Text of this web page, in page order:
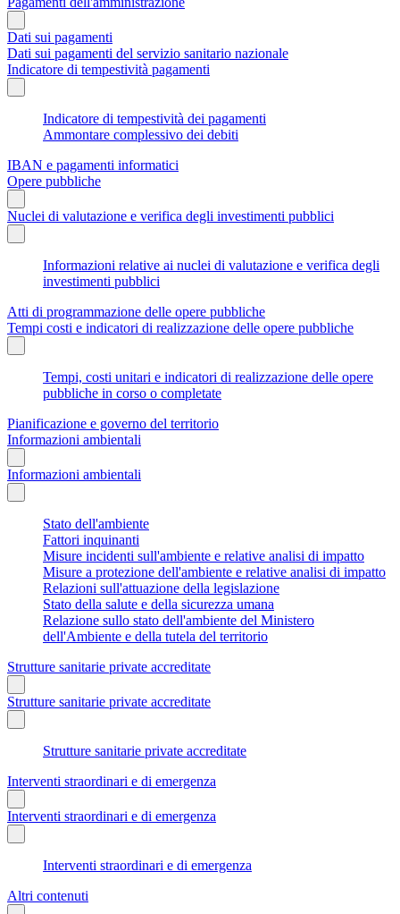
Dati sui pagamenti
Dati sui pagamenti del servizio sanitario nazionale
Indicatore di tempestività pagamenti
Indicatore di tempestività dei pagamenti
Ammontare complessivo dei debiti
IBAN e pagamenti informatici
Opere pubbliche
Nuclei di valutazione e verifica degli investimenti pubblici
Informazioni relative ai nuclei di valutazione e verifica degli
investimenti pubblici
Atti di programmazione delle opere pubbliche
Tempi costi e indicatori di realizzazione delle opere pubbliche
Tempi, costi unitari e indicatori di realizzazione delle opere
pubbliche in corso o completate
Pianificazione e governo del territorio
Informazioni ambientali
Informazioni ambientali
Stato dell'ambiente
Fattori inquinanti
Misure incidenti sull'ambiente e relative analisi di impatto
Misure a protezione dell'ambiente e relative analisi di impatto
Relazioni sull'attuazione della legislazione
Stato della salute e della sicurezza umana
Relazione sullo stato dell'ambiente del Ministero
dell'Ambiente e della tutela del territorio
Strutture sanitarie private accreditate
Strutture sanitarie private accreditate
Strutture sanitarie private accreditate
Interventi straordinari e di emergenza
Interventi straordinari e di emergenza
Interventi straordinari e di emergenza
Altri contenuti